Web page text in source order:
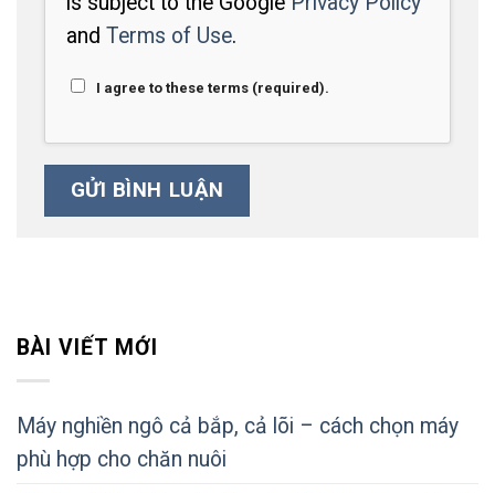
andTerms of Use.
I agree to these terms (required).
BÀI VIẾT MỚI
Máy nghiền ngô cả bắp, cả lõi – cách chọn máy
phù hợp cho chăn nuôi